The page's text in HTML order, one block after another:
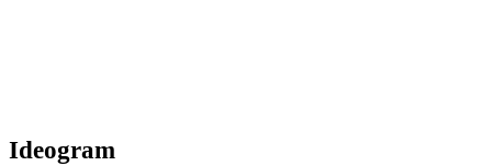
Ideogram